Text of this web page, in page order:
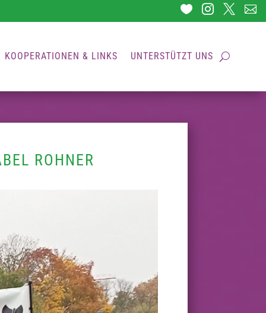




KOOPERATIONEN & LINKS UNTERSTÜTZT UNS
ROHNER